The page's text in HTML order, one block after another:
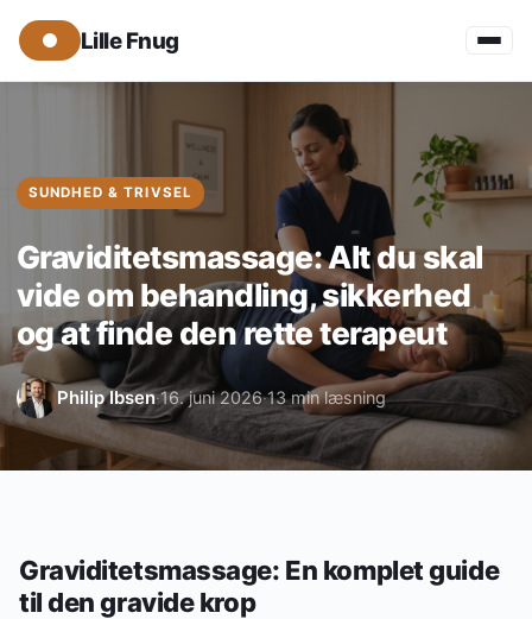
Lille Fnug
SUNDHED & TRIVSEL
Graviditetsmassage: Alt du skal
vide om behandling, sikkerhed
og at finde den rette terapeut
Philip Ibsen·16. juni 2026·13 min læsning
Graviditetsmassage: En komplet guide
til den gravide krop